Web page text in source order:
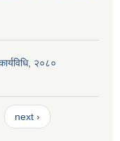
२०८०
next ›